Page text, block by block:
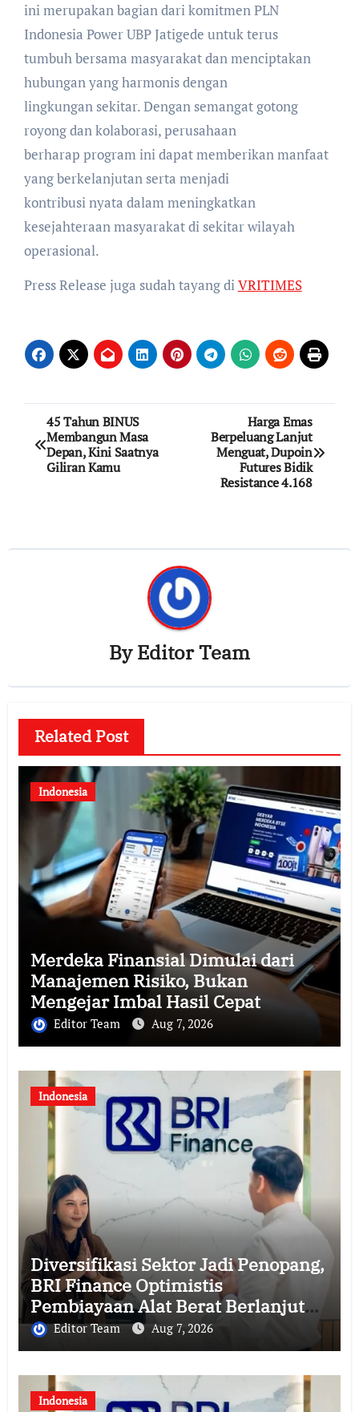
ini merupakan bagian dari komitmen PLN
Indonesia Power UBP Jatigede untuk terus
tumbuh bersama masyarakat dan menciptakan
hubungan yang harmonis dengan
lingkungan sekitar. Dengan semangat gotong
royong dan kolaborasi, perusahaan
berharap program ini dapat memberikan manfaat
yang berkelanjutan serta menjadi
kontribusi nyata dalam meningkatkan
kesejahteraan masyarakat di sekitar wilayah
operasional.
Press Release juga sudah tayang diVRITIMES
Post
navigation
45 Tahun BINUS
Membangun Masa
Depan, Kini Saatnya
Giliran Kamu
Harga Emas
Berpeluang Lanjut
Menguat, Dupoin
Futures Bidik
Resistance 4.168
ByEditor Team
Related Post
Indonesia
Merdeka Finansial Dimulai dari
Manajemen Risiko, Bukan
Mengejar Imbal Hasil Cepat
Editor Team Aug 7, 2026
Indonesia
Diversifikasi Sektor Jadi Penopang,
BRI Finance Optimistis
Pembiayaan Alat Berat Berlanjut
hingga Akhir 2026
Editor Team Aug 7, 2026
Indonesia